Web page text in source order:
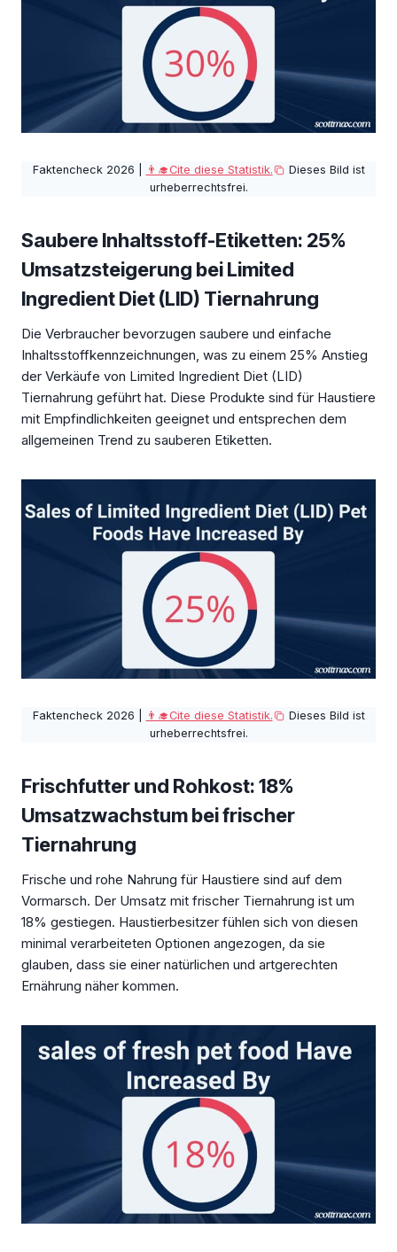
Faktencheck 2026 | 👨‍🎓Cite diese Statistik.
Dieses Bild ist
urheberrechtsfrei.
Saubere Inhaltsstoff-Etiketten: 25%
Umsatzsteigerung bei Limited
Ingredient Diet (LID) Tiernahrung
Die Verbraucher bevorzugen saubere und einfache
Inhaltsstoffkennzeichnungen, was zu einem 25% Anstieg
der Verkäufe von Limited Ingredient Diet (LID)
Tiernahrung geführt hat. Diese Produkte sind für Haustiere
mit Empfindlichkeiten geeignet und entsprechen dem
allgemeinen Trend zu sauberen Etiketten.
Faktencheck 2026 | 👨‍🎓Cite diese Statistik.
Dieses Bild ist
urheberrechtsfrei.
Frischfutter und Rohkost: 18%
Umsatzwachstum bei frischer
Tiernahrung
Frische und rohe Nahrung für Haustiere sind auf dem
Vormarsch. Der Umsatz mit frischer Tiernahrung ist um
18% gestiegen. Haustierbesitzer fühlen sich von diesen
minimal verarbeiteten Optionen angezogen, da sie
glauben, dass sie einer natürlichen und artgerechten
Ernährung näher kommen.